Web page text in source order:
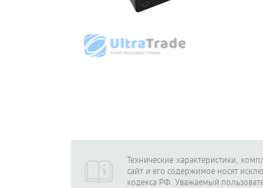
Технические характеристики,
сайт и его содержимое носят
кодекса РФ. Уважаемый